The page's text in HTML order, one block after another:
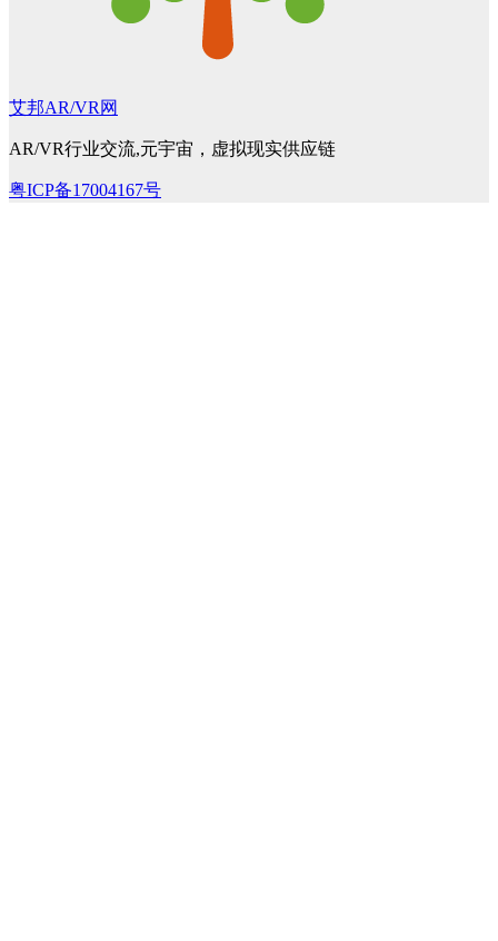
艾邦AR/VR网
AR/VR行业交流,元宇宙，虚拟现实供应链
粤ICP备17004167号